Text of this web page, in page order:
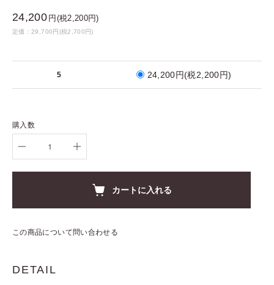
24,200 円(税2,200円)
定価：29,700円(税2,700円)
5 24,200円(税2,200円)
購入数
カートに入れる
この商品について問い合わせる
DETAIL